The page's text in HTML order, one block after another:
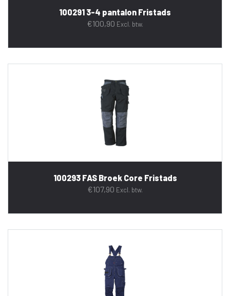
100291 3-4 pantalon Fristads
€100,90 Excl. btw.
100293 FAS Broek Core Fristads
€107,90 Excl. btw.